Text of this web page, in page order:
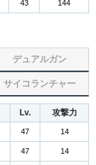
43 144
デュアルガン
サイコランチャー
Lv. 攻撃力
47 14
47 14